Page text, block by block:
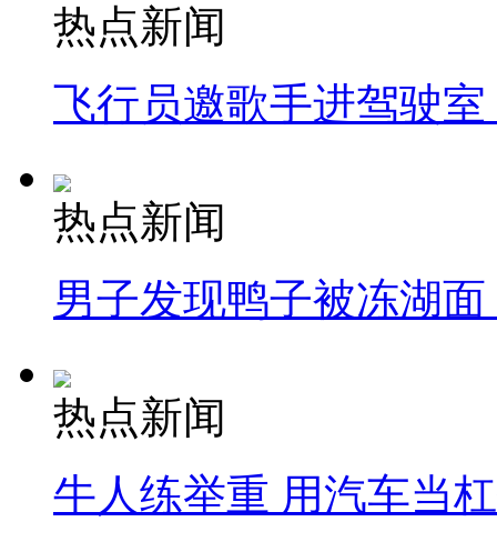
热点新闻
飞行员邀歌手进驾驶
热点新闻
男子发现鸭子被冻湖
热点新闻
牛人练举重 用汽车当